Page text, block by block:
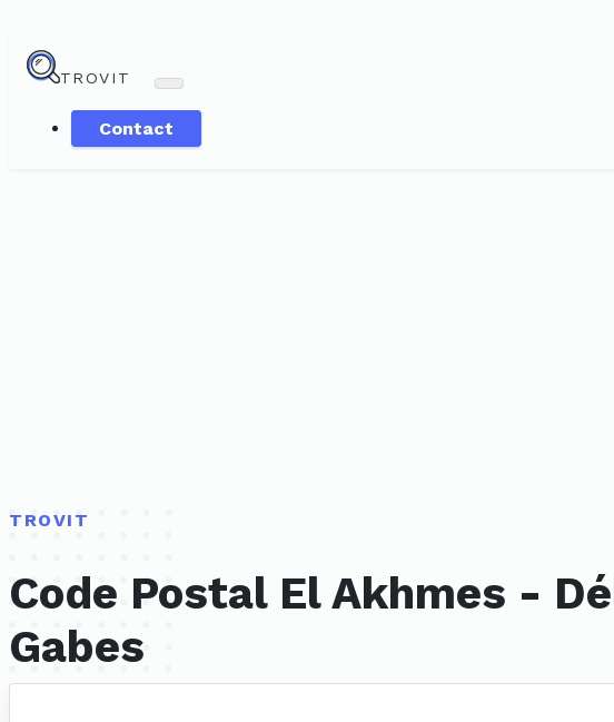
TROVIT
Contact
TROVIT
Code Postal El Akhmes -
Gabes